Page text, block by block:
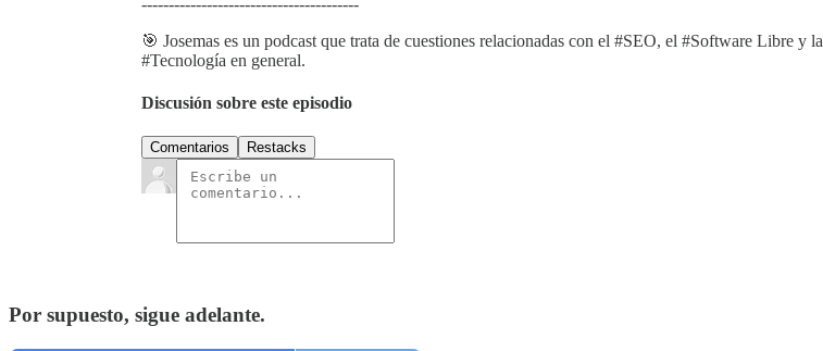
🎯 Josemas es un podcast que trata de cuestiones relacionadas con el #SEO, el #Software Libre y la
#Tecnología en general.
Discusión sobre este episodio
Comentarios Restacks
Por supuesto, sigue adelante.